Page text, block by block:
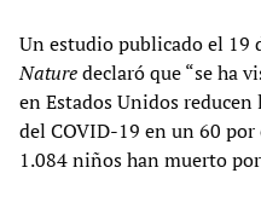
Un estudio publicado el 19
Naturedeclaró que “se ha
en Estados Unidos
del COVID-19 en un 60 por
1.084 niños han muerto